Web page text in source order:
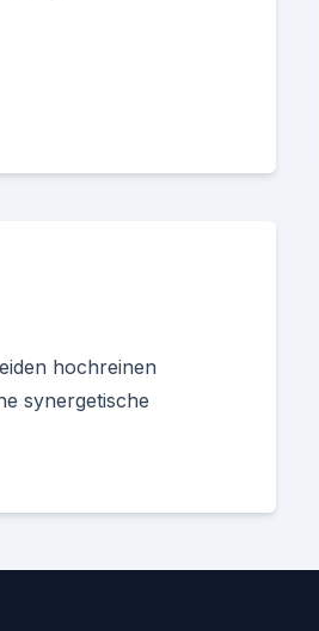
hochreinen
synergetische